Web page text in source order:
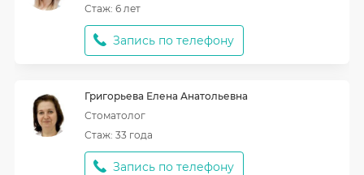
Стаж: 6 лет
Запись по телефону
Григорьева Елена Анатольевна
Стоматолог
Стаж: 33 года
Запись по телефону